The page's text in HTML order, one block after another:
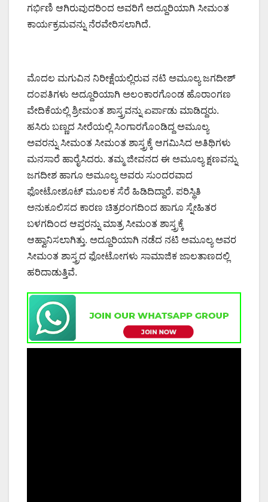
ಗರ್ಭಿಣಿ ಆಗಿರುವುದರಿಂದ ಅವರಿಗೆ ಅದ್ದೂರಿಯಾಗಿ ಸೀಮಂತ
ಕಾರ್ಯಕ್ರಮವನ್ನು ನೆರವೇರಿಸಲಾಗಿದೆ.
ಮೊದಲ ಮಗುವಿನ ನಿರೀಕ್ಷೆಯಲ್ಲಿರುವ ನಟಿ ಅಮೂಲ್ಯ ಜಗದೀಶ್
ದಂಪತಿಗಳು ಅದ್ದೂರಿಯಾಗಿ ಅಲಂಕಾರಗೊಂಡ ಹೊರಾಂಗಣ
ವೇದಿಕೆಯಲ್ಲಿ ಶ್ರೀಮಂತ ಶಾಸ್ತ್ರವನ್ನು ಏರ್ಪಾಡು ಮಾಡಿದ್ದರು.
ಹಸಿರು ಬಣ್ಣದ ಸೀರೆಯಲ್ಲಿ ಸಿಂಗಾರಗೊಂಡಿದ್ದ ಅಮೂಲ್ಯ
ಅವರನ್ನು ಸೀಮಂತ ಸೀಮಂತ ಶಾಸ್ತ್ರಕ್ಕೆ ಆಗಮಿಸಿದ ಅತಿಥಿಗಳು
ಮನಸಾರೆ ಹಾರೈಸಿದರು. ತಮ್ಮ ಜೀವನದ ಈ ಅಮೂಲ್ಯ ಕ್ಷಣವನ್ನು
ಜಗದೀಶ ಹಾಗೂ ಅಮೂಲ್ಯ ಅವರು ಸುಂದರವಾದ
ಫೋಟೋಶೂಟ್ ಮೂಲಕ ಸೆರೆ ಹಿಡಿದಿದ್ದಾರೆ. ಪರಿಸ್ಥಿತಿ
ಅನುಕೂಲಿಸದ ಕಾರಣ ಚಿತ್ರರಂಗದಿಂದ ಹಾಗೂ ಸ್ನೇಹಿತರ
ಬಳಗದಿಂದ ಆಪ್ತರನ್ನು ಮಾತ್ರ ಸೀಮಂತ ಶಾಸ್ತ್ರಕ್ಕೆ
ಆಹ್ವಾನಿಸಲಾಗಿತ್ತು. ಅದ್ದೂರಿಯಾಗಿ ನಡೆದ ನಟಿ ಅಮೂಲ್ಯ ಅವರ
ಸೀಮಂತ ಶಾಸ್ತ್ರದ ಫೋಟೋಗಳು ಸಾಮಾಜಿಕ ಜಾಲತಾಣದಲ್ಲಿ
ಹರಿದಾಡುತ್ತಿವೆ.